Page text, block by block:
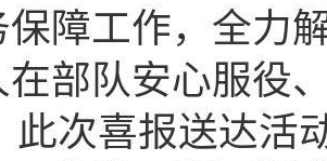
保障工作，全力
在部队安心服役
此次喜报送达活